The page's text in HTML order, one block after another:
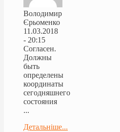
Володимир
Єрьоменко
11.03.2018
- 20:15
Согласен.
Должны
быть
определены
координаты
сегодняшнего
состояния
...
Детальніше...